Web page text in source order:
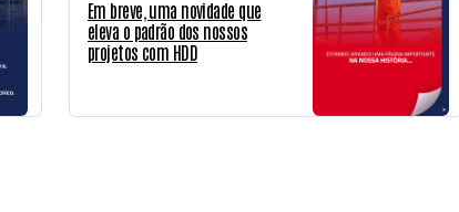
Em breve, uma novidade que
eleva o padrão dos nossos
projetos com HDD